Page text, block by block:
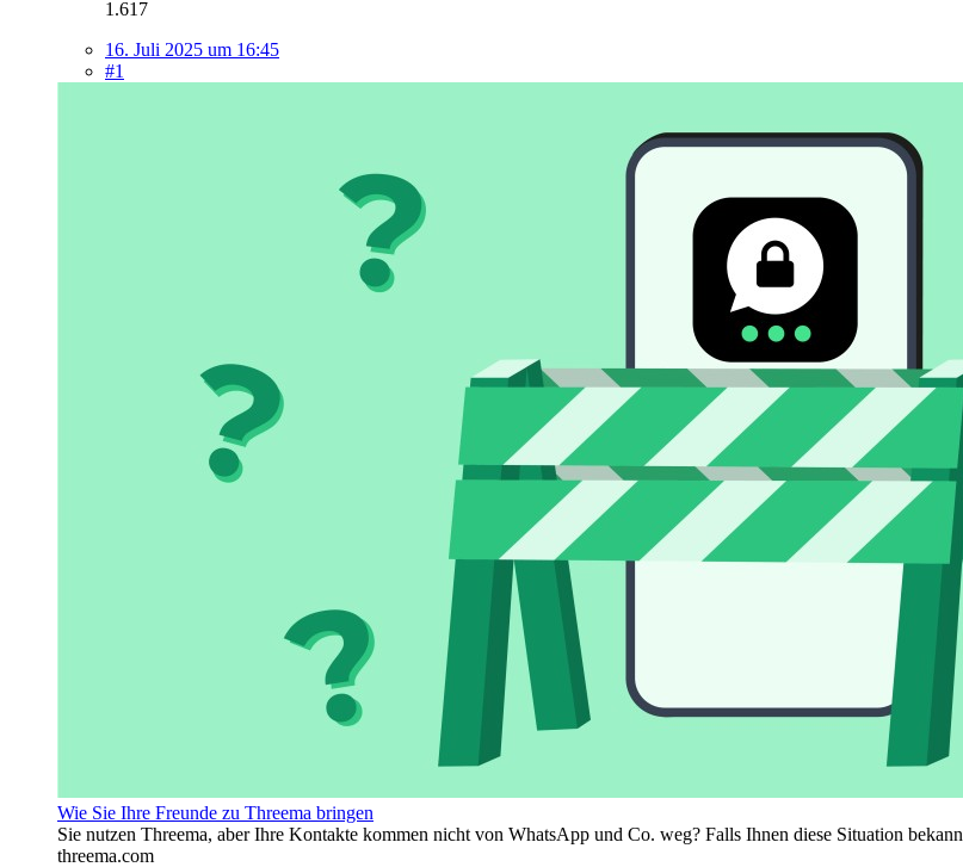
1.617
16. Juli 2025 um 16:45
#1
Wie Sie Ihre Freunde zu Threema bringen
Sie nutzen Threema, aber Ihre Kontakte kommen nicht von WhatsApp und Co. weg? Falls Ihnen diese Situation
threema.com